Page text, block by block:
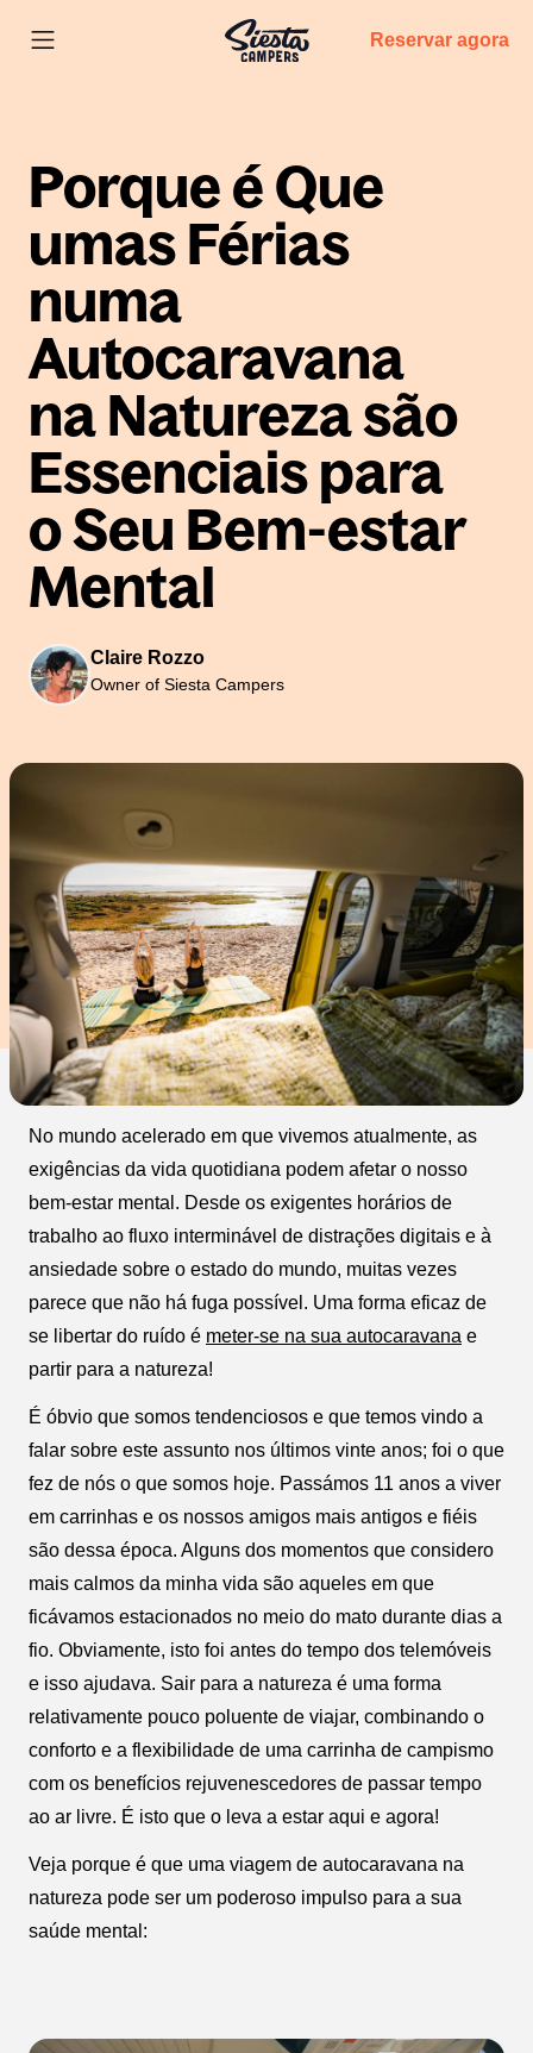
Reservar agora
Porque é Que
umas Férias
numa
Autocaravana
na Natureza são
Essenciais para
o Seu Bem-estar
Mental
Claire Rozzo
Owner of Siesta Campers
No mundo acelerado em que vivemos atualmente, as
exigências da vida quotidiana podem afetar o nosso
bem-estar mental. Desde os exigentes horários de
trabalho ao fluxo interminável de distrações digitais e à
ansiedade sobre o estado do mundo, muitas vezes
parece que não há fuga possível. Uma forma eficaz de
se libertar do ruído é meter-se na sua autocaravana e
partir para a natureza!
É óbvio que somos tendenciosos e que temos vindo a
falar sobre este assunto nos últimos vinte anos; foi o que
fez de nós o que somos hoje. Passámos 11 anos a viver
em carrinhas e os nossos amigos mais antigos e fiéis
são dessa época. Alguns dos momentos que considero
mais calmos da minha vida são aqueles em que
ficávamos estacionados no meio do mato durante dias a
fio. Obviamente, isto foi antes do tempo dos telemóveis
e isso ajudava. Sair para a natureza é uma forma
relativamente pouco poluente de viajar, combinando o
conforto e a flexibilidade de uma carrinha de campismo
com os benefícios rejuvenescedores de passar tempo
ao ar livre. É isto que o leva a estar aqui e agora!
Veja porque é que uma viagem de autocaravana na
natureza pode ser um poderoso impulso para a sua
saúde mental: